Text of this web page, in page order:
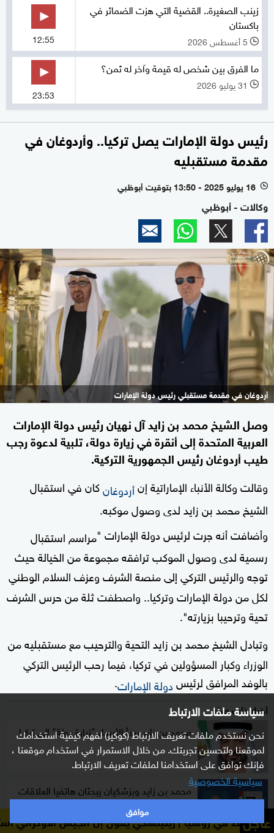
سياسة ملفات الارتباط
نحن نستخدم ملفات تعريف الارتباط (كوكيز) لفهم كيفية استخدامك
لموقعنا ولتحسين تجربتك. من خلال الاستمرار في استخدام موقعنا ،
فإنك توافق على استخدامنا لملفات تعريف الارتباط.
سياسية الخصوصية
موافق
زينب الصغيرة.. القضية التي هزت الضمائر في
باكستان
l 5 أغسطس 2026 12:55
ما الفرق بين شخص له قيمة وآخر له ثمن؟
l 31 يوليو 2026
23:53
رئيس دولة الإمارات يصل تركيا.. وأردوغان في
مقدمة مستقبليه
l 16 يوليو 2025 - 13:50 بتوقيت أبوظبي
وكالات - أبوظبي
أردوغان في مقدمة مستقبلي رئيس دولة الإمارات
وصل الشيخ محمد بن زايد آل نهيان رئيس دولة الإمارات
العربية المتحدة إلى أنقرة في زيارة دولة، تلبية لدعوة رجب
طيب أردوغان رئيس الجمهورية التركية.
وقالت وكالة الأنباء الإماراتية إنأردوغانكان في استقبال
الشيخ محمد بن زايد لدى وصول موكبه.
وأضافت أنه جرت لرئيس دولة الإمارات "مراسم استقبال
رسمية لدى وصول الموكب ترافقه مجموعة من الخيالة حيث
توجه والرئيس التركي إلى منصة الشرف وعزف السلام الوطني
لكل من دولة الإمارات وتركيا.. واصطفت ثلة من حرس الشرف
تحية وترحيبا بزيارته".
وتبادل الشيخ محمد بن زايد التحية والترحيب مع مستقبليه من
الوزراء وكبار المسؤولين في تركيا، فيما رحب الرئيس التركي
بالوفد المرافق لرئيسدولة الإمارات.
أخبار ذات صلة
محمد بن زايد يبدأ الأربعاء "زيارة دولة" إلى تركيا
محمد بن زايد وبزشكيان يبحثان هاتفيا العلاقات
الثنائية
عاجلزيلينسكي يقول إن الجيش الأوكراني استهدف